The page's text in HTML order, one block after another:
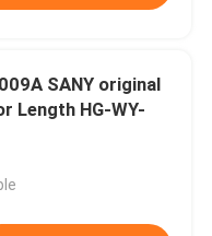
SANY original
Length HG-WY-